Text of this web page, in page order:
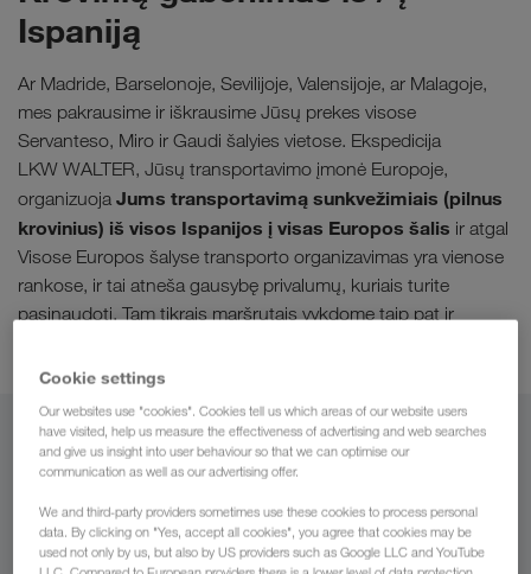
Ispaniją
Ar Madride, Barselonoje, Sevilijoje, Valensijoje, ar Malagoje,
mes pakrausime ir iškrausime Jūsų prekes visose
Servanteso, Miro ir Gaudi šalyies vietose. Ekspedicija
LKW WALTER, Jūsų transportavimo įmonė Europoje,
organizuoja Jums transportavimą sunkvežimiais (pilnus
krovinius) iš visos Ispanijos į visas Europos šalis ir atgal
Visose Europos šalyse transporto organizavimas yra vienose
rankose, ir tai atneša gausybę privalumų, kuriais turite
pasinaudoti. Tam tikrais maršrutais vykdome taip pat ir
Cookie settings
Our websites use "cookies". Cookies tell us which areas of our website users
have visited, help us measure the effectiveness of advertising and web searches
and give us insight into user behaviour so that we can optimise our
communication as well as our advertising offer.
We and third-party providers sometimes use these cookies to process personal
data. By clicking on "Yes, accept all cookies", you agree that cookies may be
used not only by us, but also by US providers such as Google LLC and YouTube